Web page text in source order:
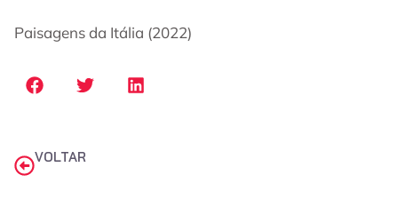
Paisagens da Itália (2022)
VOLTAR